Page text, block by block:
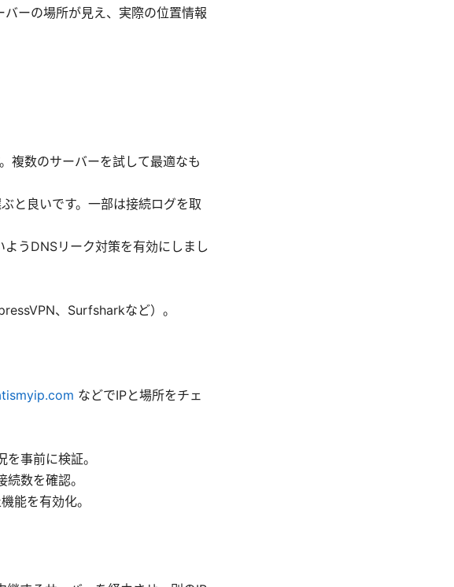
ーの場所が見え、実際の位置情報
複数のサーバーを試して最適なも
と良いです。一部は接続ログを取
うDNSリーク対策を有効にしまし
、Surfsharkなど）。
などでIPと場所をチェ
事前に検証。
数を確認。
能を有効化。